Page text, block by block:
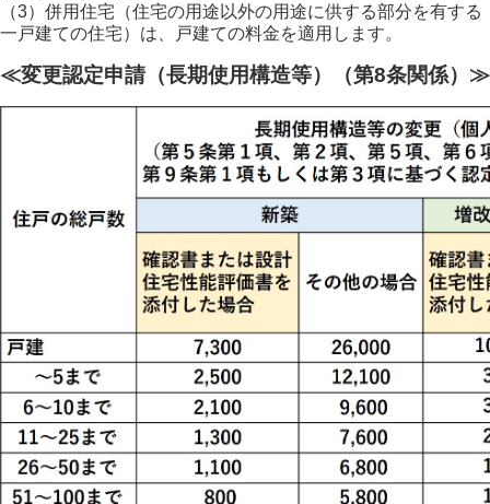
（3）併用住宅（住宅の用途以外の用途に供する部分を有する
一戸建ての住宅）は、戸建ての料金を適用します。
≪変更認定申請（長期使用構造等）（第8条関係）≫